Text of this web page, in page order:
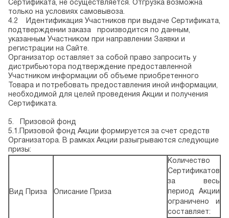
Сертификата, не осуществляется. Отгрузка возможна
только на условиях самовывоза.
4.2 Идентификация Участников при выдаче Сертификата,
подтверждении заказа производится по данным,
указанным Участником при направлении Заявки и
регистрации на Сайте.
Организатор оставляет за собой право запросить у
дистрибьютора подтверждение предоставленной
Участником информации об объеме приобретенного
Товара и потребовать предоставления иной информации,
необходимой для целей проведения Акции и получения
Сертификата.
5.
Призовой фонд
5.1.Призовой фонд Акции формируется за счет средств
Организатора. В рамках Акции разыгрываются следующие
призы:
Вид Приза Описание Приза
Количество
Сертификатов
за весь
период Акции
ограничено и
составляет: